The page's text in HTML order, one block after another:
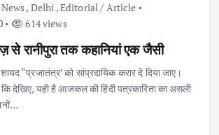
, Delhi ,Editorial / Article
614 views
से रानीपुरा तक कहानियां एक जैसी
“प्रजातंत्र’ को सांप्रदायिक करार दे दिया जाए।
देखिए, यही है आजकल की हिंदी पत्रकारिता का असली